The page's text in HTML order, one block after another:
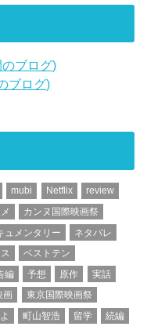
ブログ)
ブログ)
mubi Netflix
review
カンヌ国際映画祭
ュメンタリー
ネタバレ
ベストテン
編 予想 原作
実話
画
東京国際映画祭
町山智浩 留学 続編